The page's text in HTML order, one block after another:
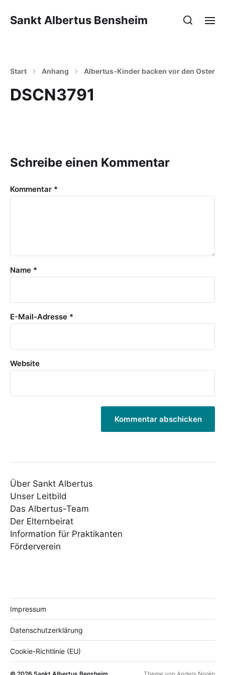
Sankt Albertus Bensheim
Start Anhang Albertus-Kinder backen vor den
DSCN3791
Schreibe einen Kommentar
Kommentar *
Name *
E-Mail-Adresse *
Website
Über Sankt Albertus
Unser Leitbild
Das Albertus-Team
Der Elternbeirat
Information für Praktikanten
Förderverein
Impressum
Datenschutzerklärung
Cookie-Richtlinie (EU)
© 2026 Sankt Albertus Bensheim Theme von Anders Norén